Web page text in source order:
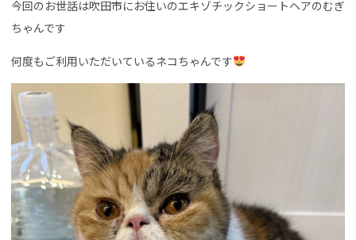
今回のお世話は吹田市にお住いのエキゾチックショートヘアのむぎ
ちゃんです
何度もご利用いただいているネコちゃんです